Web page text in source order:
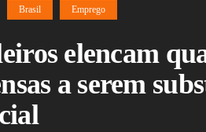
Brasil Emprego
elencam
a serem